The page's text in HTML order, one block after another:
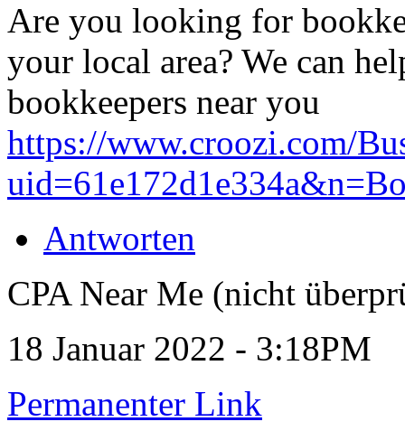
Are you looking for
your local area? We can
bookkeepers near you
https://www.croozi.com/
Antworten
CPA Near Me (nicht
18 Januar 2022 - 3:18PM
Permanenter Link